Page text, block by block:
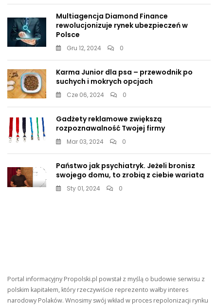
Multiagencja Diamond Finance
rewolucjonizuje rynek ubezpieczeń w
Polsce
Gru 12, 2024 0
Karma Junior dla psa – przewodnik po
suchych i mokrych opcjach
Cze 06, 2024 0
Gadżety reklamowe zwiększą
rozpoznawalność Twojej firmy
Mar 03, 2024 0
Państwo jak psychiatryk. Jeżeli bronisz
swojego domu, to zrobią z ciebie wariata
Sty 01, 2024 0
Portal informacyjny Propolski.pl powstał z myślą o budowie serwisu z
polskim kapitałem, który rzeczywiście reprezento wałby interes
narodowy Polaków. Wnosimy swój wkład w proces repolonizacji rynku